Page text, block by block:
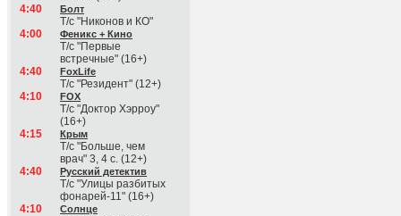
4:40
Болт
Т/с "Никонов и КО"
4:00
Феникс + Кино
Т/с "Первые
встречные" (16+)
4:40
FoxLife
Т/с "Резидент" (12+)
4:10
FOX
Т/с "Доктор Хэрроу"
(16+)
4:15
Крым
Т/с "Больше, чем
врач" 3, 4 с. (12+)
4:40
Русский детектив
Т/с "Улицы разбитых
фонарей-11" (16+)
4:10
Солнце